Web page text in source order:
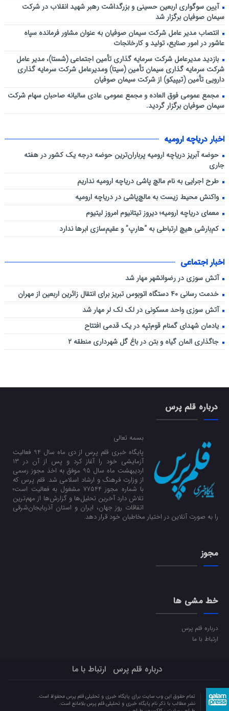
آیین سوگواری اربعین حسینی و بزرگداشت رهبر شهید انقلاب در شرکت
سیمان صوفیان برگزار شد
انتصاب مدیر عامل شرکت سیمان صوفیان به عنوان مشاور فرمانده سپاه
عاشور در امور صنایع، تولید و کارخانجات
بازدید مدیرعامل شرکت سرمایه گذاری تأمین اجتماعی (شستا)، مدیر عامل
شرکت سرمایه گذاری سیمان تأمین (سیتا) ومدیرعامل شرکت سرمایه گذاری
دارویی تأمین (تیپیکو) از شرکت سیمان صوفیان
مجمع عمومی فوق العاده و مجمع عمومی عادی سالیانه صاحبان سهام شرکت
سیمان صوفیان برگزار گردید.
اخبار دریاچه ارومیه
حوضه آبریز دریاچه ارومیه پرباران‌ترین حوضه‌ درجه یک کشور در هفته
جاری
طرح اجرایی به نام مالچ پاشی دریاچه ارومیه نداریم
واکنش محیط زیست به مالچ‌پاشی در دریاچه ارومیه
معمای دریاچه ارومیه؛ دیروز تیتانیوم امروز لیتیوم
کم‌بارشی هیچ ارتباطی به “هارپ” و عقیم‌سازی ابرها ندارد
اخبار اجتماعی
آتش سوزی در رضوانشهر مهار شد
خدمت رسانی ۴۰ دستگاه اتوبوس تبریز برای انتقال زائرین اربعین از مهران
آتش سوزی واحد مسکونی در لک لک لر مهار شد
یادمان شهدای گمنام قوم‌تپه در یک قدمی افتتاح
جاگذاری المان گیاه و بتن در باغ گل شهرداری منطقه ۲
درباره قلم پرس
بسمه تعالی
پایگاه خبری قلم پرس از دی ماه سال 94 فعالیت
آزمایشی خود را آغاز کرد و پس از آن در 13
اردیبهشت ماه سال 95 موفق به اخذ مجوز رسمی
از وزارت فرهنگ و ارشاد اسلامی شد. قلم پرس که
با شماره مجوز 77544 مشغول به فعالیت است؛
تلاش دارد آخرین تحلیل‌ها و گزارش‌ها از مهم‌ترین
اتفاقات روز جهان، ایران و استان آذربایجان‌شرقی
را به صورت آنلاین در اختیار مخاطبان خود قرار دهد.
مجوز
خط مشی ها
درباره قلم پرس
ارتباط با ما
درباره قلم پرس ارتباط با ما
تمام حقوق این وب سایت برای پایگاه خبری و تحلیلی قلم پرس محفوظ است.
نشر مطالب با ذکر نام پایگاه خبری و تحلیلی قلم پرس بلامانع است.